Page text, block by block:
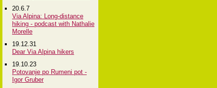
20.6.7
Via Alpina: Long-distance
hiking - podcast with Nathalie
Morelle
19.12.31
Dear Via Alpina hikers
19.10.23
Potovanje po Rumeni pot -
Igor Gruber